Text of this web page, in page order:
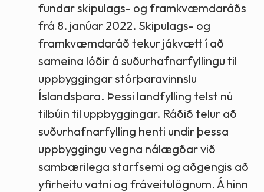
fundar skipulags- og framkvæmdaráðs
frá 8. janúar 2022. Skipulags- og
framkvæmdaráð tekur jákvætt í að
sameina lóðir á suðurhafnarfyllingu til
uppbyggingar stórþaravinnslu
Íslandsþara. Þessi landfylling telst nú
tilbúin til uppbyggingar. Ráðið telur að
suðurhafnarfylling henti undir þessa
uppbyggingu vegna nálægðar við
sambærilega starfsemi og aðgengis að
yfirheitu vatni og fráveitulögnum. Á hinn